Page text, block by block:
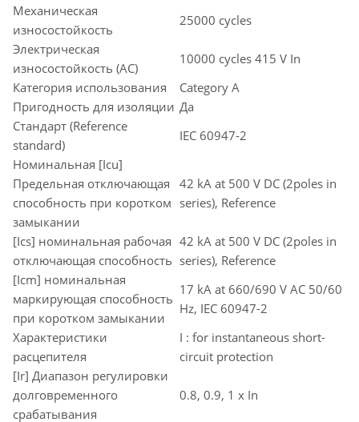
Механическая
износостойкость
25000 cycles
Электрическая
износостойкость (AC)
10000 cycles 415 V In
Категория использования
Category A
Пригодность для изоляции Да
Стандарт (Reference
standard)
IEC 60947-2
Номинальная [Icu]
Предельная отключающая
способность при коротком
замыкании
42 kA at 500 V DC (2poles in
series), Reference
[Ics] номинальная рабочая
отключающая способность
42 kA at 500 V DC (2poles in
series), Reference
[Icm] номинальная
маркирующая способность
при коротком замыкании
17 kA at 660/690 V AC 50/60
Hz, IEC 60947-2
Характеристики
расцепителя
I : for instantaneous short-
circuit protection
[Ir] Диапазон регулировки
долговременного
срабатывания
0.8, 0.9, 1 x In